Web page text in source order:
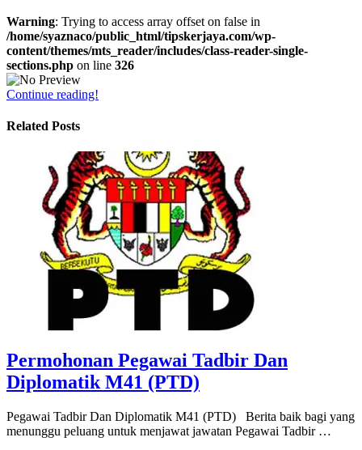
Warning: Trying to access array offset on false in
/home/syaznaco/public_html/tipskerjaya.com/wp-
content/themes/mts_reader/includes/class-reader-single-
sections.php on line 326
Continue reading!
Related Posts
Permohonan Pegawai Tadbir Dan
Diplomatik M41 (PTD)
Pegawai Tadbir Dan Diplomatik M41 (PTD) Berita baik bagi yang
menunggu peluang untuk menjawat jawatan Pegawai Tadbir …